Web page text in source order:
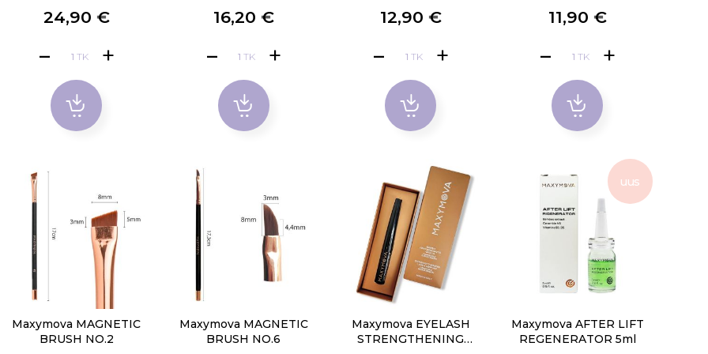
24,90 €
TK
16,20 €
TK
12,90 €
TK
11,90 €
TK
Maxymova MAGNETIC
BRUSH NO.2
Maxymova MAGNETIC
BRUSH NO.6
Maxymova EYELASH
STRENGTHENING
uus
Maxymova AFTER LIFT
REGENERATOR 5ml